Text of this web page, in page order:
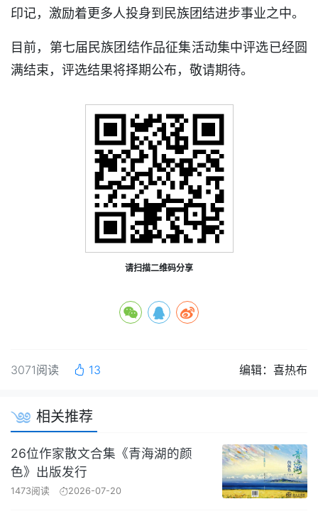
印记，激励着更多人投身到民族团结进步事业之中。
目前，第七届民族团结作品征集活动集中评选已经圆
满结束，评选结果将择期公布，敬请期待。
请扫描二维码分享
3071阅读 13 编辑：喜热布
相关推荐
26位作家散文合集《青海湖的颜
色》出版发行
1473阅读 2026-07-20